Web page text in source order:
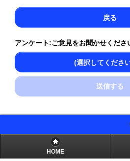
戻る
アンケート:ご意見をお聞かせくださ
(選択してくださ
送信する
HOME